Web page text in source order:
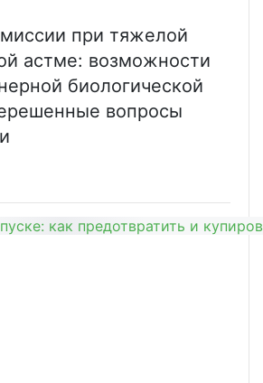
при тяжелой
астме: возможности
биологической
вопросы